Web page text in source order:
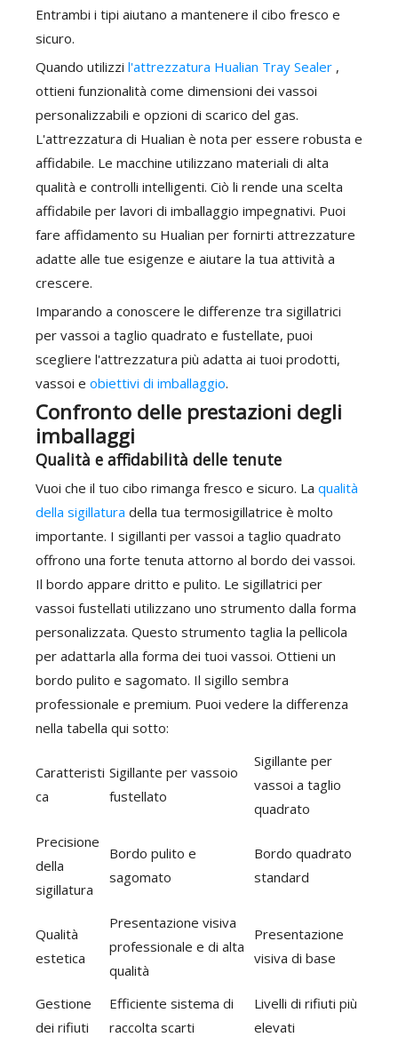
Entrambi i tipi aiutano a mantenere il cibo fresco e
sicuro.
Quando utilizzi l'attrezzatura Hualian Tray Sealer ,
ottieni funzionalità come dimensioni dei vassoi
personalizzabili e opzioni di scarico del gas.
L'attrezzatura di Hualian è nota per essere robusta e
affidabile. Le macchine utilizzano materiali di alta
qualità e controlli intelligenti. Ciò li rende una scelta
affidabile per lavori di imballaggio impegnativi. Puoi
fare affidamento su Hualian per fornirti attrezzature
adatte alle tue esigenze e aiutare la tua attività a
crescere.
Imparando a conoscere le differenze tra sigillatrici
per vassoi a taglio quadrato e fustellate, puoi
scegliere l'attrezzatura più adatta ai tuoi prodotti,
vassoi e obiettivi di imballaggio.
Confronto delle prestazioni degli
imballaggi
Qualità e affidabilità delle tenute
Vuoi che il tuo cibo rimanga fresco e sicuro. La qualità
della sigillatura della tua termosigillatrice è molto
importante. I sigillanti per vassoi a taglio quadrato
offrono una forte tenuta attorno al bordo dei vassoi.
Il bordo appare dritto e pulito. Le sigillatrici per
vassoi fustellati utilizzano uno strumento dalla forma
personalizzata. Questo strumento taglia la pellicola
per adattarla alla forma dei tuoi vassoi. Ottieni un
bordo pulito e sagomato. Il sigillo sembra
professionale e premium. Puoi vedere la differenza
nella tabella qui sotto:
Caratteristi
ca
Sigillante per vassoio
fustellato
Sigillante per
vassoi a taglio
quadrato
Precisione
della
sigillatura
Bordo pulito e
sagomato
Bordo quadrato
standard
Qualità
estetica
Presentazione visiva
professionale e di alta
qualità
Presentazione
visiva di base
Gestione
dei rifiuti
Efficiente sistema di
raccolta scarti
Livelli di rifiuti più
elevati